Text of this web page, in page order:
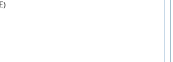
)